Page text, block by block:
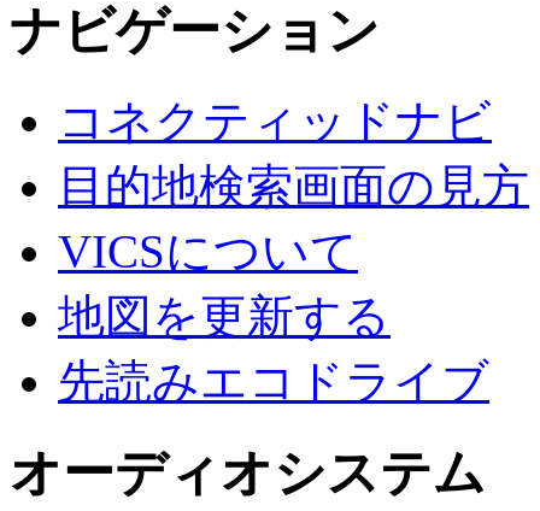
ナビゲーション
コネクティッドナビ
目的地検索画面の見方
VICSについて
地図を更新する
先読みエコドライブ
オーディオシステム